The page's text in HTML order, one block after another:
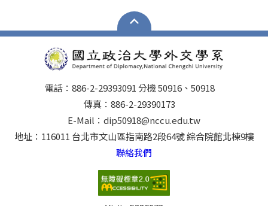
電話：886-2-29393091 分機 50916、50918
傳真：886-2-29390173
E-Mail：dip50918@nccu.edu.tw
地址：116011 台北市文山區指南路2段64號 綜合院館北棟9樓
聯絡我們